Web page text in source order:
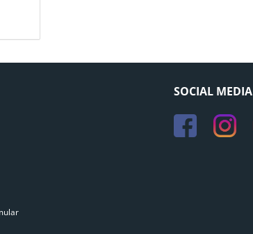
SOCIAL MEDIA